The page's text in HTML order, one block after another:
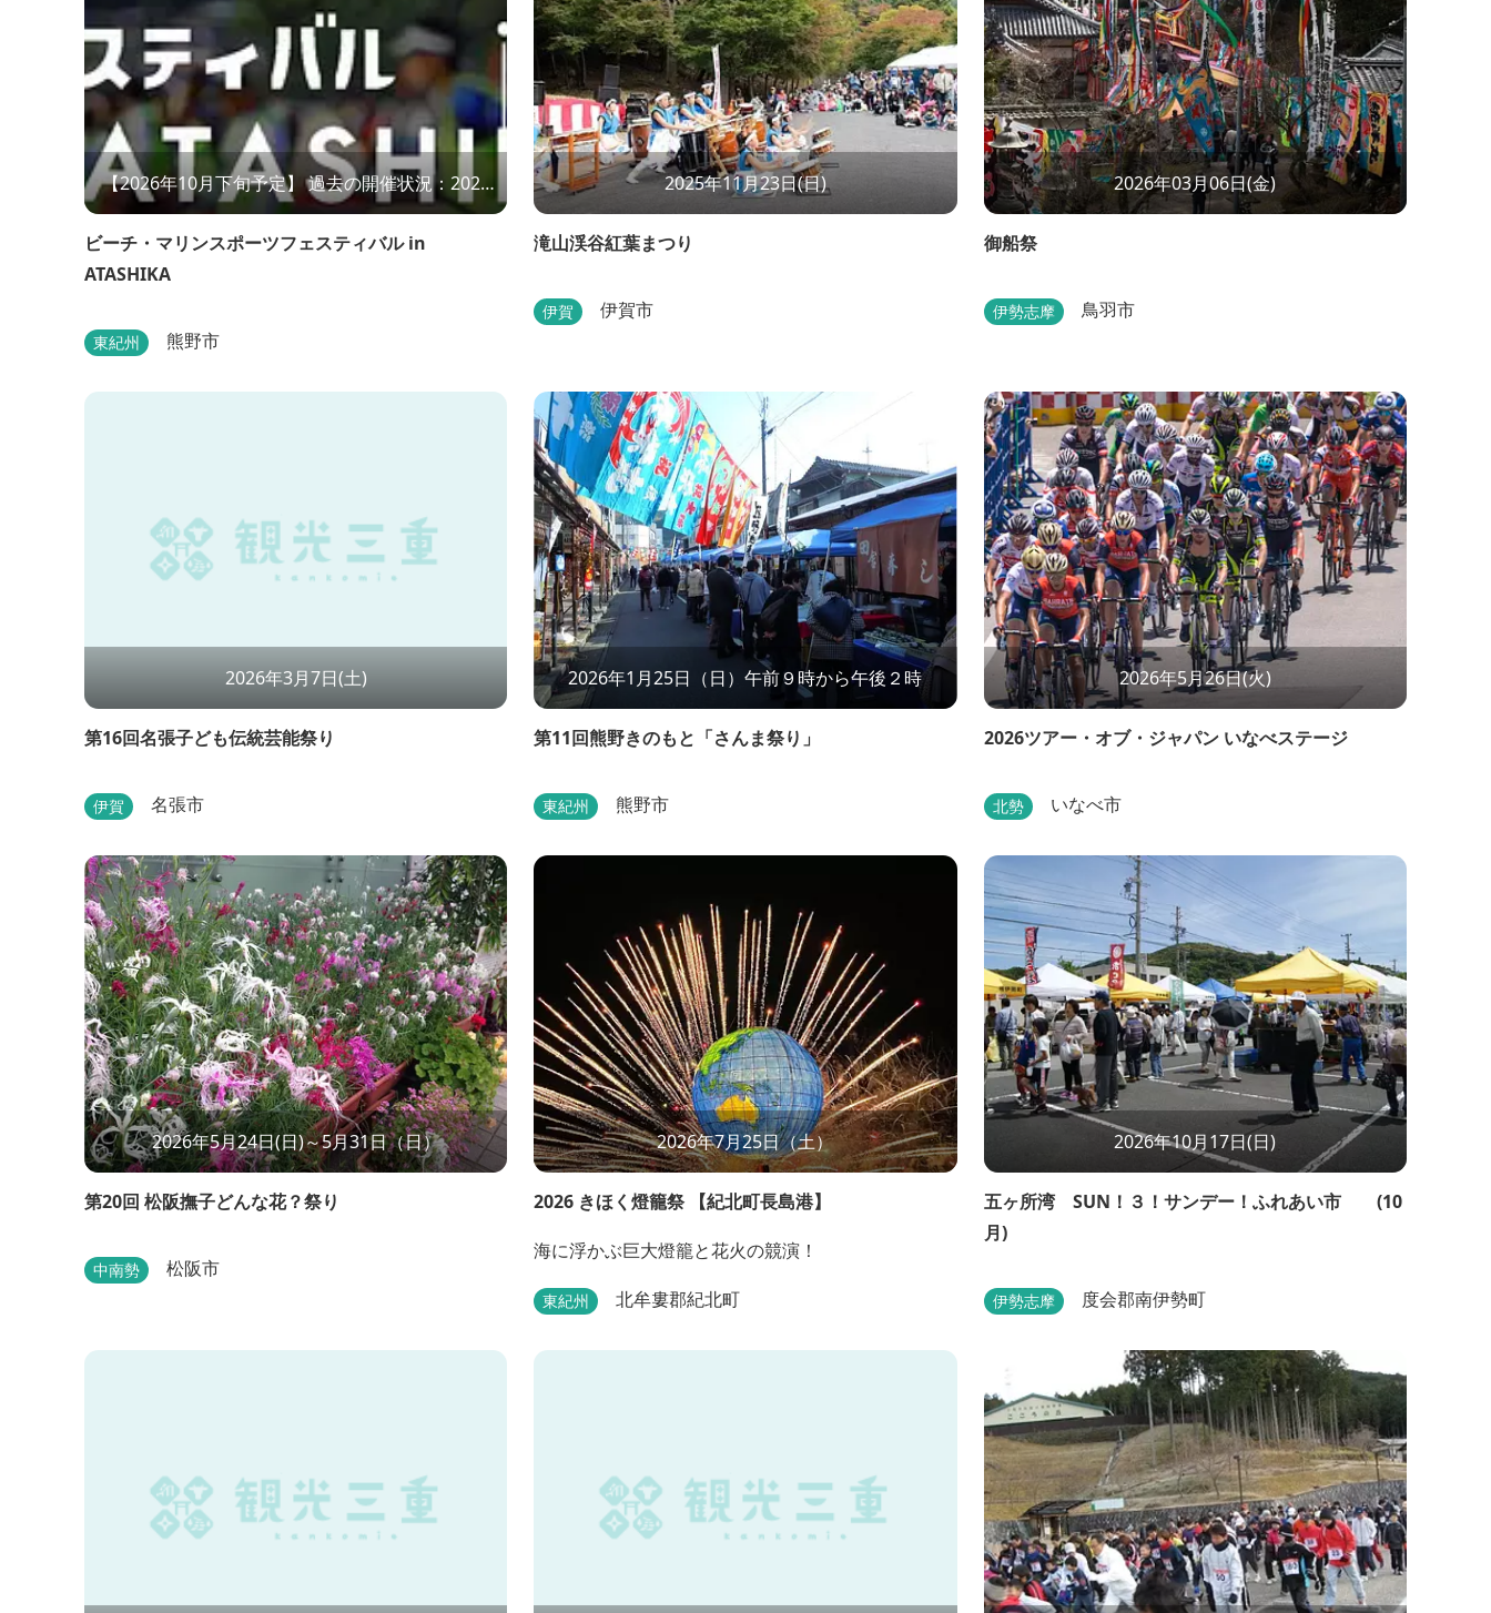
【2026年10月下旬予定】 過去の開催状況：2024
年10月27日（日） ※2025年は高波と悪天候のため
ビーチ・マリンスポーツフェスティバル in
ATASHIKA
東紀州 熊野市
2025年11月23日(日)
滝山渓谷紅葉まつり
伊賀 伊賀市
2026年03月06日(金)
御船祭
伊勢志摩 鳥羽市
2026年3月7日(土)
第16回名張子ども伝統芸能祭り
伊賀 名張市
2026年1月25日（日）午前９時から午後２時
第11回熊野きのもと「さんま祭り」
東紀州 熊野市
2026年5月26日(火)
2026ツアー・オブ・ジャパン いなべステージ
北勢 いなべ市
2026年5月24日(日)～5月31日（日）
第20回 松阪撫子どんな花？祭り
中南勢 松阪市
2026年7月25日（土）
2026 きほく燈籠祭 【紀北町長島港】
海に浮かぶ巨大燈籠と花火の競演！
東紀州 北牟婁郡紀北町
2026年10月17日(日)
五ヶ所湾 SUN！３！サンデー！ふれあい市 (10
月)
伊勢志摩 度会郡南伊勢町